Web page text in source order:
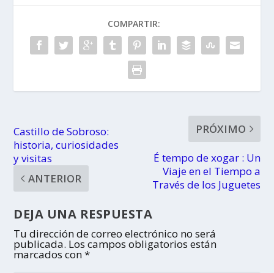
COMPARTIR:
Castillo de Sobroso:
historia, curiosidades
y visitas
ANTERIOR
PRÓXIMO
É tempo de xogar : Un
Viaje en el Tiempo a
Través de los Juguetes
DEJA UNA RESPUESTA
Tu dirección de correo electrónico no será
publicada. Los campos obligatorios están
marcados con*